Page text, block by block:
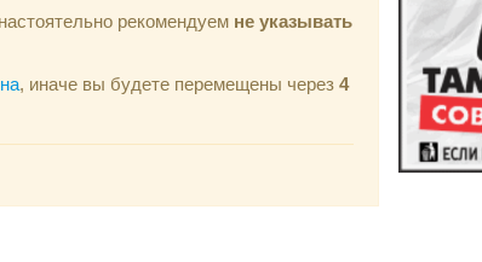
рекомендуем не указывать
, иначе вы будете перемещены через 4